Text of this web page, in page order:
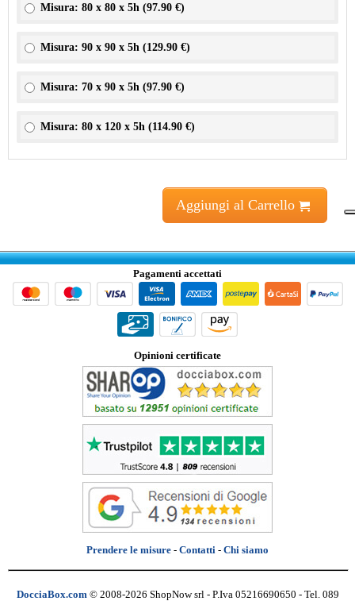
Misura: 80 x 80 x 5h (97.90 €)
Misura: 90 x 90 x 5h (129.90 €)
Misura: 70 x 90 x 5h (97.90 €)
Misura: 80 x 120 x 5h (114.90 €)
Aggiungi al Carrello
Pagamenti accettati
Opinioni certificate
Prendere le misure - Contatti - Chi siamo
DocciaBox.com © 2008-2026 ShopNow srl - P.Iva 05216690650 - Tel. 089